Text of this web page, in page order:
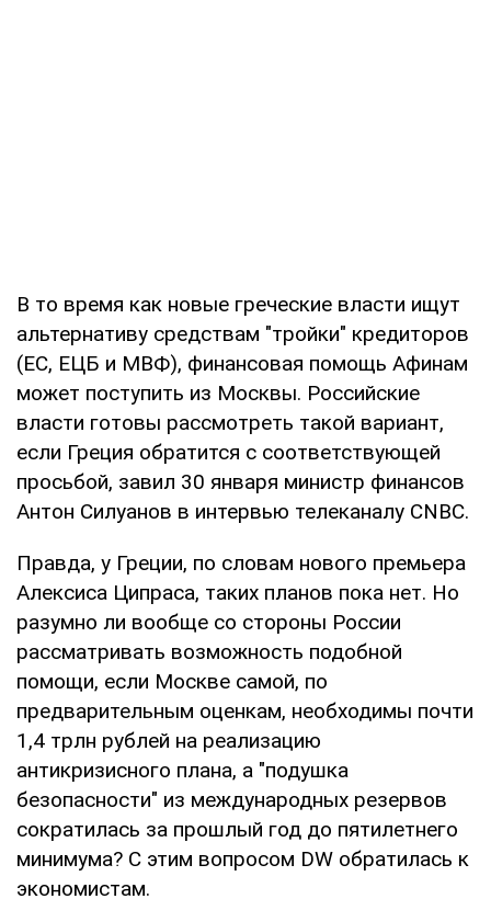
В то время как новые греческие власти ищут
альтернативу средствам "тройки" кредиторов
(ЕС, ЕЦБ и МВФ), финансовая помощь Афинам
может поступить из Москвы. Российские
власти готовы рассмотреть такой вариант,
если Греция обратится с соответствующей
просьбой, завил 30 января министр финансов
Антон Силуанов в интервью телеканалу CNBC.
Правда, у Греции, по словам нового премьера
Алексиса Ципраса, таких планов пока нет. Но
разумно ли вообще со стороны России
рассматривать возможность подобной
помощи, если Москве самой, по
предварительным оценкам, необходимы почти
1,4 трлн рублей на реализацию
антикризисного плана, а "подушка
безопасности" из международных резервов
сократилась за прошлый год до пятилетнего
минимума? С этим вопросом DW обратилась к
экономистам.